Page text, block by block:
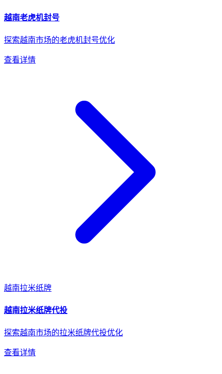
越南老虎机封号
探索越南市场的老虎机封号优化
查看详情
越南拉米纸牌
越南拉米纸牌代投
探索越南市场的拉米纸牌代投优化
查看详情